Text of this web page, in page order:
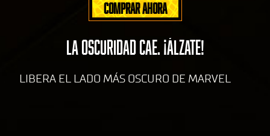
COMPRAR AHORA
LA OSCURIDAD CAE. ¡ÁLZATE!
LIBERA EL LADO MÁS OSCURO DE MARVEL